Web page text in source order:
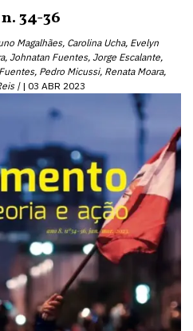
34-36
Magalhães, Carolina Ucha, Evelyn
Johnatan Fuentes, Jorge Escalante,
Pedro Micussi, Renata Moara,
|
03 ABR 2023